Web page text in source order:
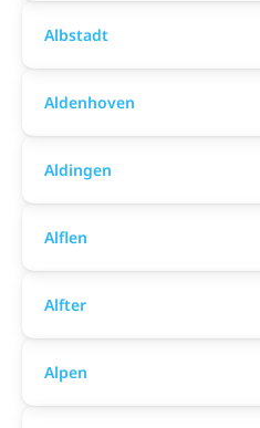
Albstadt
Aldenhoven
Aldingen
Alflen
Alfter
Alpen